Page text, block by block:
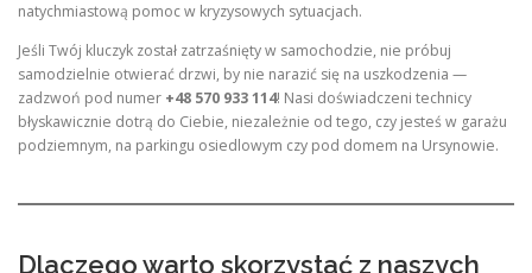
natychmiastową pomoc w kryzysowych sytuacjach.
Jeśli Twój kluczyk został zatrzaśnięty w samochodzie, nie próbuj
samodzielnie otwierać drzwi, by nie narazić się na uszkodzenia —
zadzwoń pod numer +48 570 933 114! Nasi doświadczeni technicy
błyskawicznie dotrą do Ciebie, niezależnie od tego, czy jesteś w garażu
podziemnym, na parkingu osiedlowym czy pod domem na Ursynowie.
Dlaczego warto skorzystać z naszych